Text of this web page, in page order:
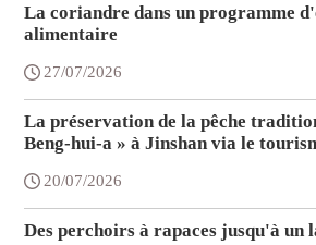
La coriandre dans un programme
alimentaire
27/07/2026
La préservation de la pêche
Beng-hui-a » à Jinshan via le
20/07/2026
Des perchoirs à rapaces jusqu'à un